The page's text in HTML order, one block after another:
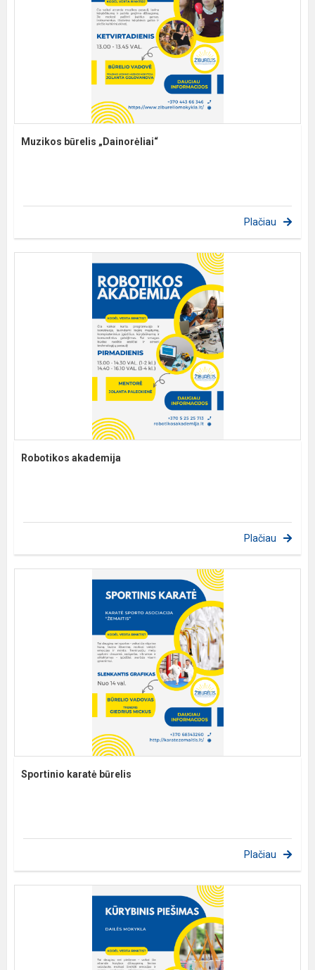
Muzikos būrelis „Dainorėliai“
Plačiau
Robotikos akademija
Plačiau
Sportinio karatė būrelis
Plačiau